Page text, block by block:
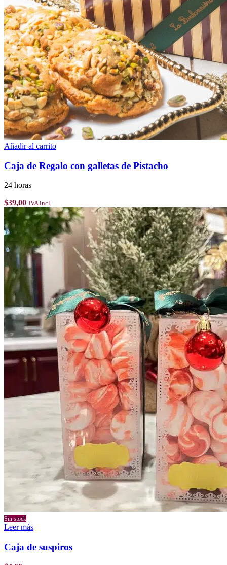
Añadir al carrito
Caja de Regalo con galletas de Pistacho
24 horas
$39,00 IVA incl.
Sin stock
Leer más
Caja de suspiros